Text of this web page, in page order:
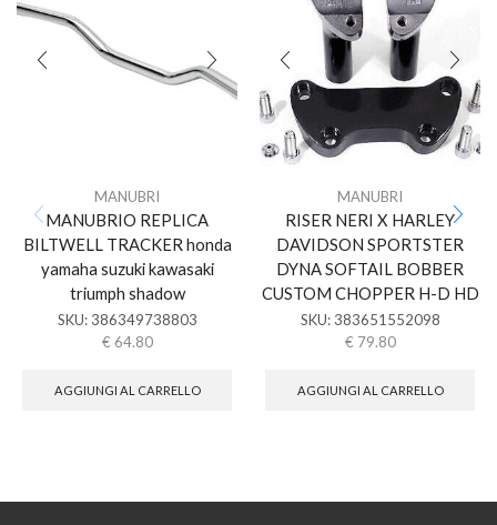
MANUBRI
MANUBRIO REPLICA
BILTWELL TRACKER honda
yamaha suzuki kawasaki
triumph shadow
SKU: 386349738803
€ 64.80
AGGIUNGI AL CARRELLO
MANUBRI
RISER NERI X HARLEY
DAVIDSON SPORTSTER
DYNA SOFTAIL BOBBER
CUSTOM CHOPPER H-D HD
SKU: 383651552098
€ 79.80
AGGIUNGI AL CARRELLO